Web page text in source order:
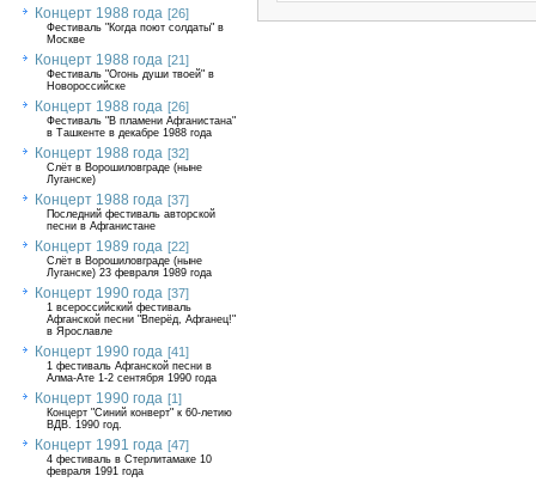
Концерт 1988 года [26]
Фестиваль "Когда поют солдаты" в
Москве
Концерт 1988 года [21]
Фестиваль "Огонь души твоей" в
Новороссийске
Концерт 1988 года [26]
Фестиваль "В пламени Афганистана"
в Ташкенте в декабре 1988 года
Концерт 1988 года [32]
Слёт в Ворошиловграде (ныне
Луганске)
Концерт 1988 года [37]
Последний фестиваль авторской
песни в Афганистане
Концерт 1989 года [22]
Слёт в Ворошиловграде (ныне
Луганске) 23 февраля 1989 года
Концерт 1990 года [37]
1 всероссийский фестиваль
Афганской песни "Вперёд, Афганец!"
в Ярославле
Концерт 1990 года [41]
1 фестиваль Афганской песни в
Алма-Ате 1-2 сентября 1990 года
Концерт 1990 года [1]
Концерт "Синий конверт" к 60-летию
ВДВ. 1990 год.
Концерт 1991 года [47]
4 фестиваль в Стерлитамаке 10
февраля 1991 года